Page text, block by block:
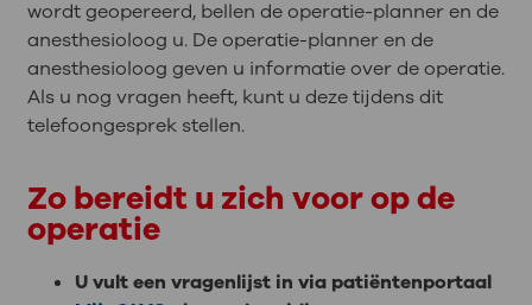
wordt geopereerd, bellen de operatie-planner en de
anesthesioloog u. De operatie-planner en de
anesthesioloog geven u informatie over de operatie.
Als u nog vragen heeft, kunt u deze tijdens dit
telefoongesprek stellen.
Zo bereidt u zich voor op de
operatie
U vult een vragenlijst in via patiëntenportaal